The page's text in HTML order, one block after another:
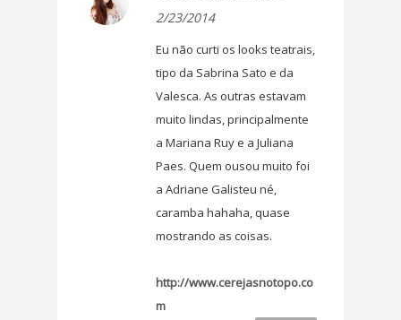
2/23/2014
Eu não curti os looks teatrais,
tipo da Sabrina Sato e da
Valesca. As outras estavam
muito lindas, principalmente
a Mariana Ruy e a Juliana
Paes. Quem ousou muito foi
a Adriane Galisteu né,
caramba hahaha, quase
mostrando as coisas.
http://www.cerejasnotopo.co
m